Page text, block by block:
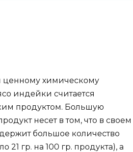
ценному химическому
индейки считается
продуктом. Большую
несет в том, что в своем
большое количество
21 гр. на 100 гр. продукта), а